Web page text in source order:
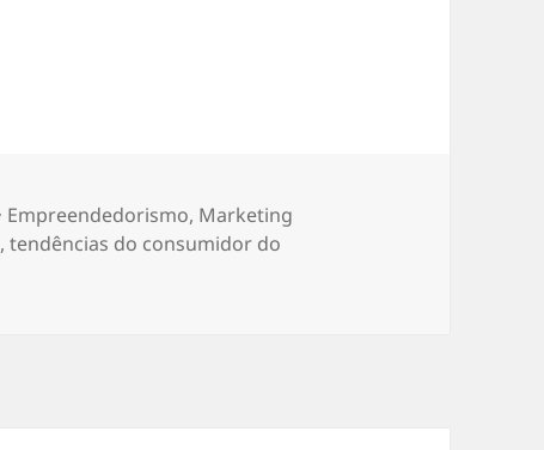
Categorias
Empreendedorismo, Marketing
,tendências do consumidor do